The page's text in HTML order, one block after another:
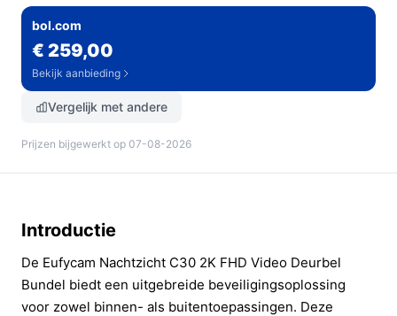
bol.com
€ 259,00
Bekijk aanbieding
Vergelijk met andere
Prijzen bijgewerkt op 07-08-2026
Introductie
De Eufycam Nachtzicht C30 2K FHD Video Deurbel
Bundel biedt een uitgebreide beveiligingsoplossing
voor zowel binnen- als buitentoepassingen. Deze